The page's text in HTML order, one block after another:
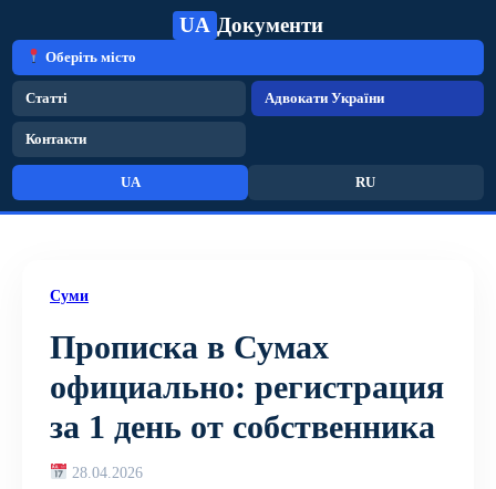
UA Документи
Оберіть місто
Статті Адвокати України
Контакти
UA RU
Суми
Прописка в Сумах
официально: регистрация
за 1 день от собственника
28.04.2026